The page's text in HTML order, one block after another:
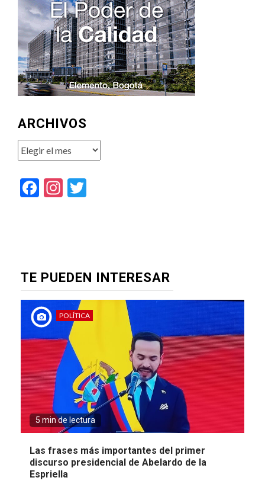
ARCHIVOS
Archivos
Facebook
Instagram
TE PUEDEN INTERESAR
POLÍTICA
5 min de lectura
Las frases más importantes del primer
discurso presidencial de Abelardo de la
Espriella